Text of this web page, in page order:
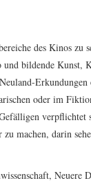
des Kinos zu
und bildende
Erkundungen
oder im
verpflichtet
zu machen, darin
Neuere